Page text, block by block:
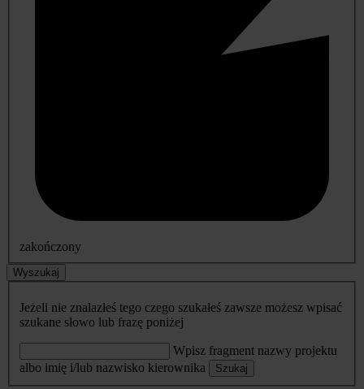
zakończony
Wyszukaj
Jeżeli nie znalazłeś tego czego szukałeś zawsze możesz wpisać
szukane słowo lub frazę poniżej
Wpisz fragment nazwy projektu
albo imię i/lub nazwisko kierownika
Szukaj